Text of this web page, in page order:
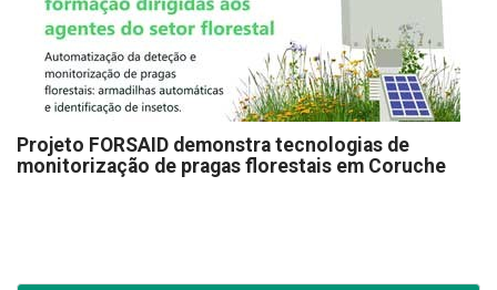
Projeto FORSAID demonstra tecnologias de
monitorização de pragas florestais em Coruche